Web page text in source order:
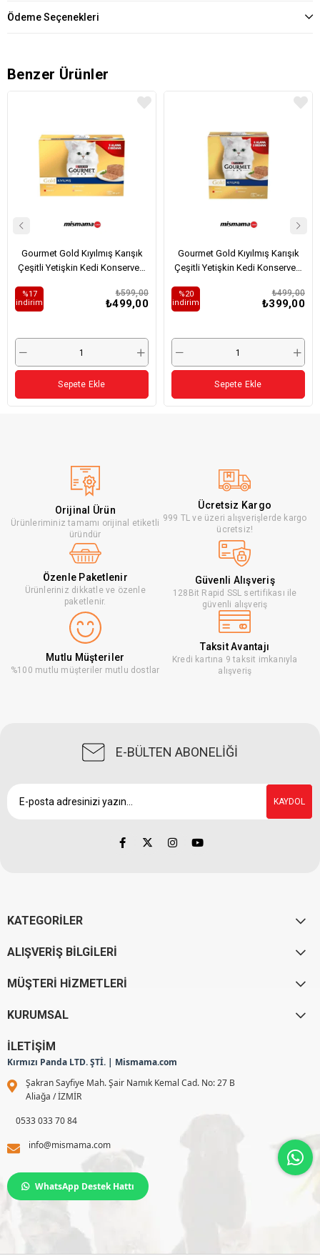
Ödeme Seçenekleri
Benzer Ürünler
Gourmet Gold Kıyılmış Karışık
Çeşitli Yetişkin Kedi Konservesi
₺499,00
₺599,00
%17
i̇ndirim
Sepete Ekle
Gourmet Gold Kıyılmış Karışık
Çeşitli Yetişkin Kedi Konservesi
₺399,00
₺499,00
%20
i̇ndirim
Sepete Ekle
Orijinal Ürün
Ürünleriminiz tamamı orijinal etiketli
üründür
Ücretsiz Kargo
999 TL ve üzeri alışverişlerde kargo
ücretsiz!
Özenle Paketlenir
Ürünleriniz dikkatle ve özenle
paketlenir.
Güvenli Alışveriş
128Bit Rapid SSL sertifikası ile
güvenli alışveriş
Mutlu Müşteriler
%100 mutlu müşteriler mutlu dostlar
Taksit Avantajı
Kredi kartına 9 taksit imkanıyla
alışveriş
E-BÜLTEN ABONELİĞİ
KAYDOL
KATEGORİLER
ALIŞVERİŞ BİLGİLERİ
MÜŞTERİ HİZMETLERİ
KURUMSAL
İLETİŞİM
Kırmızı Panda LTD. ŞTİ. | Mismama.com
Şakran Sayfiye Mah. Şair Namık Kemal Cad. No: 27 B
Aliağa / İZMİR
0533 033 70 84
info@mismama.com
WhatsApp Destek Hattı